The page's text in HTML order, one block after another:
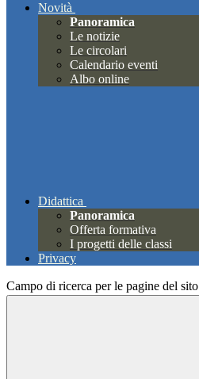
Novità
Panoramica
Le notizie
Le circolari
Calendario eventi
Albo online
Didattica
Panoramica
Offerta formativa
I progetti delle classi
Privacy
Campo di ricerca per le pagine del sito